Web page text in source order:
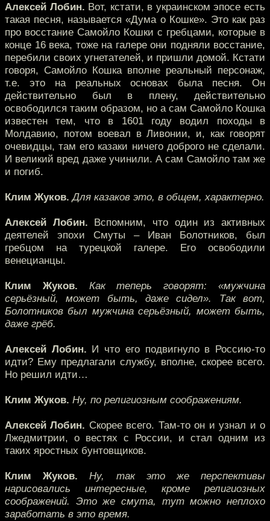
Алексей Лобин. Вот, кстати, в украинском эпосе есть
такая песня, называется «Дума о Кошке». Это как раз
про восстание Самойло Кошки с гребцами, которые в
конце 16 века, тоже на галере они подняли восстание,
перебили своих угнетателей, и пришли домой. Кстати
говоря, Самойло Кошка вполне реальный персонаж,
т.е. это на реальных основах была песня. Он
действительно был в плену, действительно
освободился таким образом, но а сам Самойло Кошка
известен тем, что в 1601 году водил походы в
Молдавию, потом воевал в Ливонии, и, как говорят
очевидцы, там его казаки ничего доброго не сделали.
И великий вред даже учинили. А сам Самойло там же
и погиб.
Клим Жуков. Для казаков это, в общем, характерно.
Алексей Лобин. Вспомним, что один из активных
деятелей эпохи Смуты – Иван Болотников, был
гребцом на турецкой галере. Его освободили
венецианцы.
Клим Жуков. Как теперь говорят: «мужчина
серьёзный, может быть, даже сидел». Так вот,
Болотников был мужчина серьёзный, может быть,
даже грёб.
Алексей Лобин. И что его подвигнуло в Россию-то
идти? Ему предлагали службу, вполне, скорее всего.
Но решил идти…
Клим Жуков. Ну, по религиозным соображениям.
Алексей Лобин. Скорее всего. Там-то он и узнал и о
Лжедмитрии, о вестях с России, и стал одним из
таких яростных бунтовщиков.
Клим Жуков. Ну, так это же перспективы
нарисовались интересные, кроме религиозных
соображений. Это же смута, тут можно неплохо
заработать в это время.